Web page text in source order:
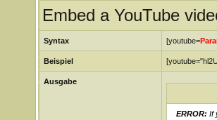
Embed a YouTube
Syntax [youtube=
Beispiel
Ausgabe
ERROR: If